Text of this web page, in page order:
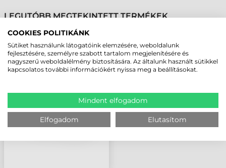
LEGUTÓBB MEGTEKINTETT TERMÉKEK
ZEBRA NYOMTATÓFEJ,
160S, 172PAX,
170XIIIIPLUS, 8
COOKIES POLITIKÁNK
Sütiket használunk látogatóink elemzésére, weboldalunk
fejlesztésére, személyre szabott tartalom megjelenítésére és
nagyszerű weboldalélmény biztosítására. Az általunk használt sütikkel
kapcsolatos további információkért nyissa meg a beállításokat.
Mindent elfogadom
Elfogadom Elutasítom